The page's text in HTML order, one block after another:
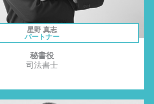
星野 真志
パートナー
秘書役
司法書士